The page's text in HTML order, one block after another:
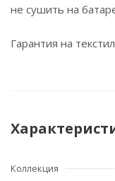
не сушить на
Гарантия на
Коллекция